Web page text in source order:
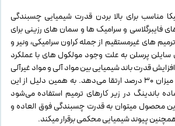
مناسب برای بالا بردن قدرت شیمیایی چسبندگی
فایبرگلاسی و سرامیک ها و سمان های رزینی برای
های غیرمستقیم از جمله کراون سرامیکی، ونیر و
سایلن پرسلن به علت وجود مولکول های با عملکرد
قدرت باند شیمیایی بین مواد آلی و مواد غیرآلی
می شود و قدرت باند به میزان 30 درصد ارتقا می‌دهد. به همین دلیل از این
باندینگ در زیر کارهای ترمیم استفاده می‌شود
محصول میتوان به قدرت چسبندگی فوق العاده و
همچنین پیوند شیمیایی محکمی برقرار میکند.